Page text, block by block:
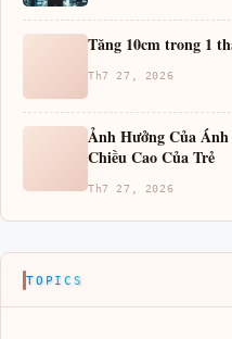
Tăng 10cm trong 1
Th7 27, 2026
Ảnh Hưởng Của
Chiều Cao Của Trẻ
Th7 27, 2026
TOPICS